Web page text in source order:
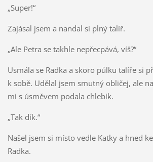
„Super!“
Zajásal jsem a nandal si plný talíř.
„Ale Petra se takhle nepřecpává, víš?“
Usmála se Radka a skoro půlku talíře si
k sobě. Udělal jsem smutný obličej, ale
mi s úsměvem podala chlebík.
„Tak dík.“
Našel jsem si místo vedle Katky a hned
Radka.